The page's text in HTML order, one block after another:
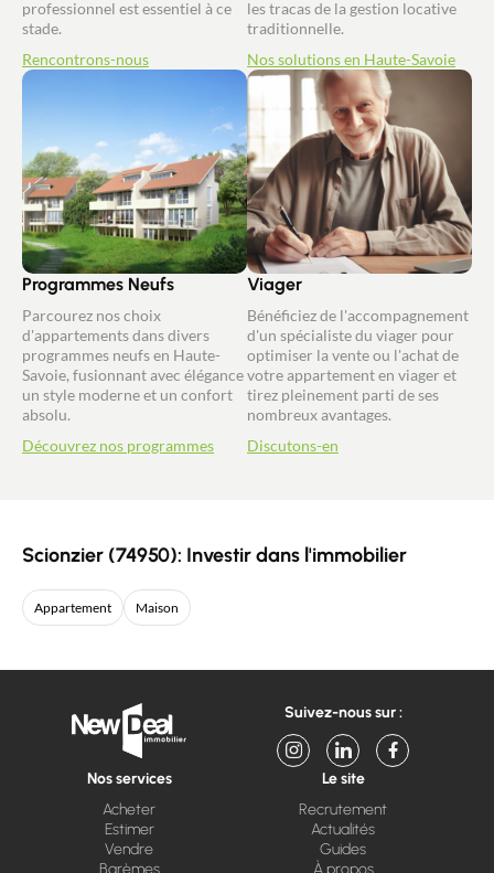
professionnel est essentiel à ce
stade.
Rencontrons-nous
Programmes Neufs
Parcourez nos choix
d'appartements dans divers
programmes neufs en Haute-
Savoie, fusionnant avec élégance
un style moderne et un confort
absolu.
Découvrez nos programmes
les tracas de la gestion locative
traditionnelle.
Nos solutions en Haute-Savoie
Viager
Bénéficiez de l'accompagnement
d'un spécialiste du viager pour
optimiser la vente ou l'achat de
votre appartement en viager et
tirez pleinement parti de ses
nombreux avantages.
Discutons-en
Scionzier (74950): Investir dans l'immobilier
Appartement Maison
Suivez-nous sur :
Nos services
Acheter
Estimer
Vendre
Barèmes
Le site
Recrutement
Actualités
Guides
À propos